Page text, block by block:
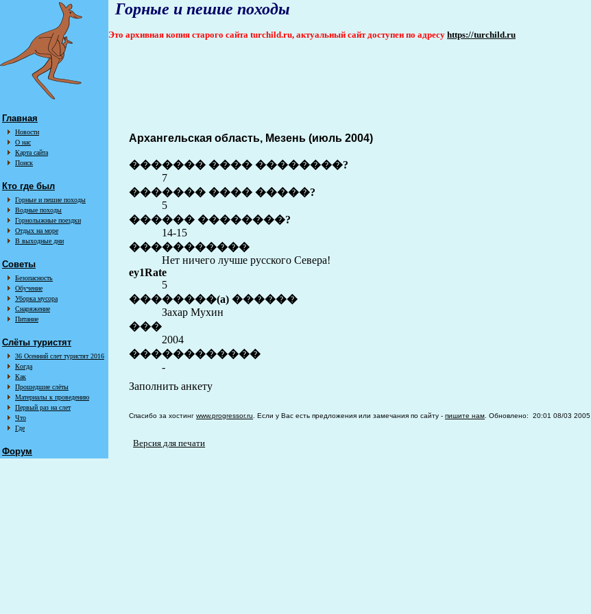
Главная
Новости
О нас
Карта сайта
Поиск
Кто где был
Горные и пешие походы
Водные походы
Горнолыжные поездки
Отдых на море
В выходные дни
Советы
Безопасность
Обучение
Уборка мусора
Снаряжение
Питание
Слёты туристят
36 Осенний слет туристят 2016
Когда
Как
Прошедшие слёты
Материалы к проведению
Первый раз на слет
Что
Где
Форум
Горные и пешие походы
Это архивная копия старого сайта turchild.ru, актуальный сайт доступен по адресу https://turchild.ru
Архангельская область, Мезень (июль 2004)
������� ���� ��������?
7
������� ���� �����?
5
������ ��������?
14-15
�����������
Нет ничего лучше русского Севера!
еу1Rate
5
��������(a) ������
Захар Мухин
���
2004
������������
-
Заполнить анкету
Спасибо за хостинг www.progressor.ru . Если у Вас есть предложения или замечания по сайту - пишите нам . Обновлено: 20:01 08/03 2005
Версия для печати